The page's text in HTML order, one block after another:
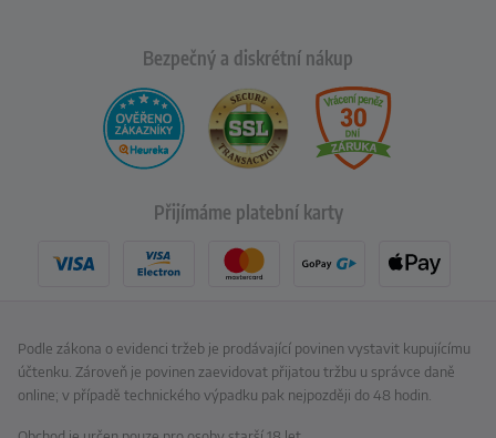
Bezpečný a diskrétní nákup
Přijímáme platební karty
Podle zákona o evidenci tržeb je prodávající povinen vystavit kupujícímu
účtenku. Zároveň je povinen zaevidovat přijatou tržbu u správce daně
online; v případě technického výpadku pak nejpozději do 48 hodin.